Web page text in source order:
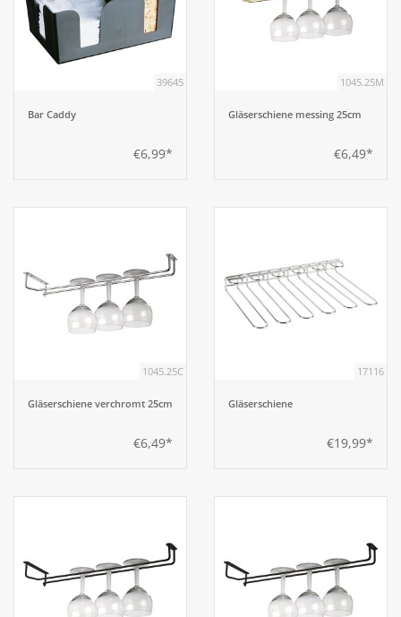
Fingerfood
Berufsbekleidung
39645
Bar Caddy
€6,99*
1045.25M
Gläserschiene messing 25cm
€6,49*
1045.25C
Gläserschiene verchromt 25cm
€6,49*
17116
Gläserschiene
€19,99*